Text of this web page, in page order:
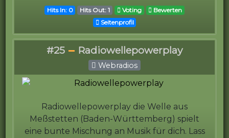
Hits In: 0 Hits Out: 1 Voting
Bewerten
Seitenprofil
#25 Radiowellepowerplay
Webradios
Radiowellepowerplay die Welle aus
Meßstetten (Baden-Württemberg) spielt
eine bunte Mischung an Musik für dich. Lass